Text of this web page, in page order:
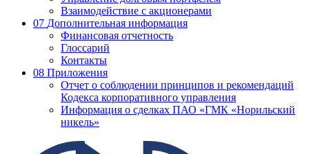
Взаимодействие с акционерами
07 Дополнительная информация
Финансовая отчетность
Глоссарий
Контакты
08 Приложения
Отчет о соблюдении принципов и рекомендаций
Кодекса корпоративного управления
Информация о сделках ПАО «ГМК «Норильский
никель»